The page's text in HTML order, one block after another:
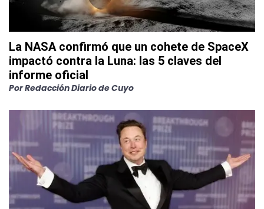
La NASA confirmó que un cohete de SpaceX
impactó contra la Luna: las 5 claves del
informe oficial
PorRedacción Diario de Cuyo